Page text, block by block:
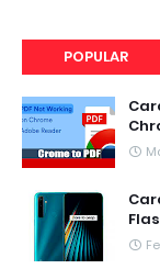
POPULAR